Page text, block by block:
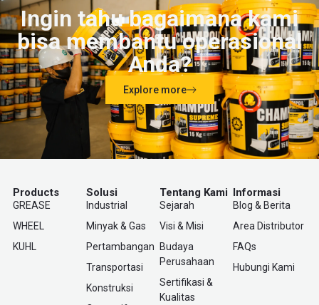
Ingin tahu bagaimana kami
bisa membantu operasional
Anda?
Explore more
Products
GREASE
WHEEL
KUHL
Solusi
Industrial
Minyak & Gas
Pertambangan
Transportasi
Konstruksi
Tentang Kami
Sejarah
Visi & Misi
Budaya
Perusahaan
Sertifikasi &
Kualitas
Informasi
Blog & Berita
Area Distributor
FAQs
Hubungi Kami